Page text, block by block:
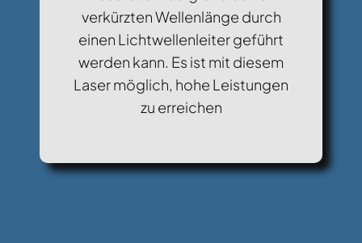
verkürzten Wellenlänge durch
einen Lichtwellenleiter geführt
werden kann. Es ist mit diesem
Laser möglich, hohe Leistungen
zu erreichen